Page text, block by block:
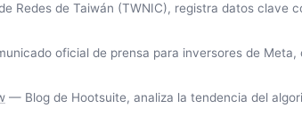
Redes de Taiwán (TWNIC), registra datos clave
oficial de prensa para inversores de
— Blog de Hootsuite, analiza la tendencia del